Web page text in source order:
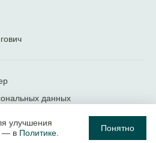
данных
улучшения
— в Политике Понятно